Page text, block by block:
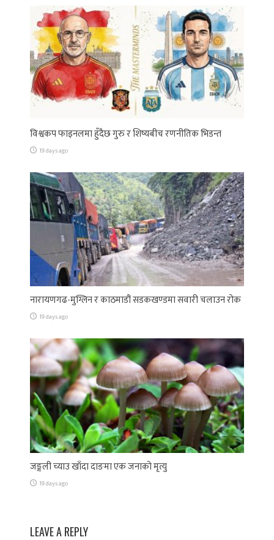
विश्वकप फाइनलमा हुँदैछ गुरु र शिष्यबीच रणनीतिक भिडन्त
19 days ago
नारायणगढ-मुग्लिन र काठमाडौं सडकखण्डमा सवारी चलाउन रोक
19 days ago
जङ्गली च्याउ खाँदा दाङमा एक जनाको मृत्यु
19 days ago
LEAVE A REPLY